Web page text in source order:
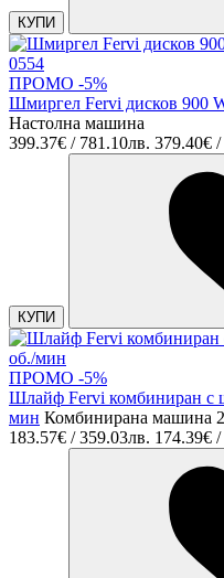
КУПИ
ПРОМО -5%
Шмиргел Fervi дисков 900
Настолна машина
399.37€ / 781.10лв. 379.40€
КУПИ
ПРОМО -5%
Шлайф Fervi комбиниран с
мин Комбинирана машина
183.57€ / 359.03лв. 174.39€